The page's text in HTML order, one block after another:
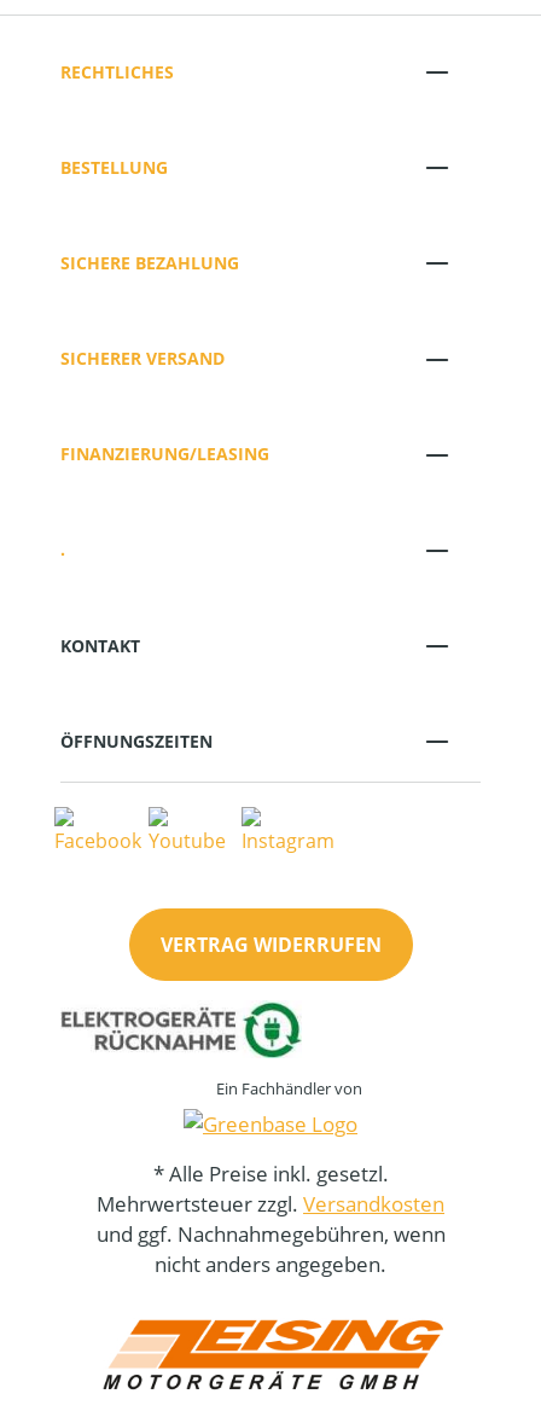
RECHTLICHES
BESTELLUNG
SICHERE BEZAHLUNG
SICHERER VERSAND
FINANZIERUNG/LEASING
.
KONTAKT
ÖFFNUNGSZEITEN
VERTRAG WIDERRUFEN
Ein Fachhändler von
* Alle Preise inkl. gesetzl.
Mehrwertsteuer zzgl. Versandkosten
und ggf. Nachnahmegebühren, wenn
nicht anders angegeben.